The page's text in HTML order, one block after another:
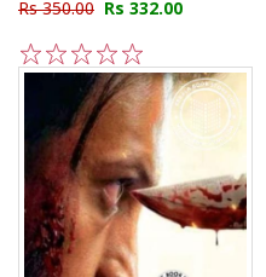
Rs 350.00 Rs 332.00
5
4
3
2
1